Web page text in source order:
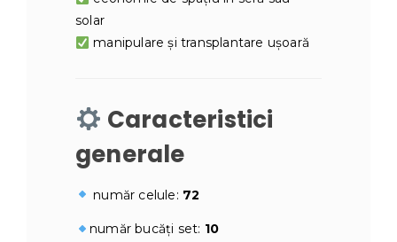
solar
manipulare și transplantare ușoară
Caracteristici
generale
număr celule: 72
număr bucăți set: 10